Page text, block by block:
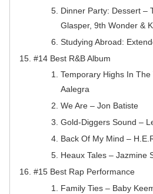
Dinner Party: Dessert –
Glasper, 9th Wonder &
Studying Abroad:
#14 Best R&B Album
Temporary Highs In
Aalegra
We Are – Jon Batiste
Gold-Diggers Sound –
Back Of My Mind –
Heaux Tales – Jazmine
#15 Best Rap Performance
Family Ties – Baby